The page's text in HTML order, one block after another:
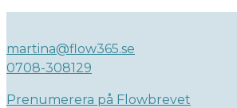
martina@flow365.se
0708-308129
Prenumerera på Flowbrevet